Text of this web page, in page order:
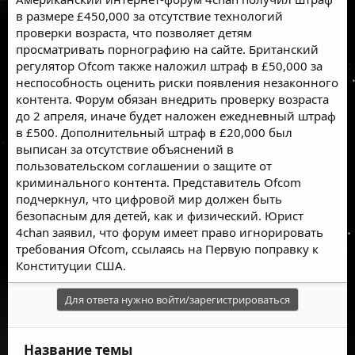
в размере £450,000 за отсутствие технологий
проверки возраста, что позволяет детям
просматривать порнографию на сайте. Британский
регулятор Ofcom также наложил штраф в £50,000 за
неспособность оценить риски появления незаконного
контента. Форум обязан внедрить проверку возраста
до 2 апреля, иначе будет наложен ежедневный штраф
в £500. Дополнительный штраф в £20,000 был
выписан за отсутствие объяснений в
пользовательском соглашении о защите от
криминального контента. Представитель Ofcom
подчеркнул, что цифровой мир должен быть
безопасным для детей, как и физический. Юрист
4chan заявил, что форум имеет право игнорировать
требования Ofcom, ссылаясь на Первую поправку к
Конституции США.
Для ответа нужно войти/зарегистрироваться
Название темы